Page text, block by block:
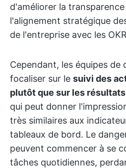
d'améliorer la
l'alignement stratégique
de l'entreprise avec les
Cependant, les équipes de
focaliser sur le suivi des
plutôt que sur les
qui peut donner
très similaires aux
tableaux de bord. Le
peuvent commencer à se
tâches quotidiennes,